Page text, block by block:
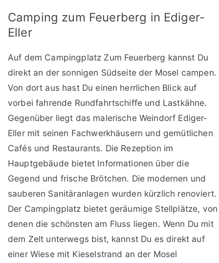
Camping zum Feuerberg in Ediger-
Eller
Auf dem Campingplatz Zum Feuerberg kannst Du
direkt an der sonnigen Südseite der Mosel campen.
Von dort aus hast Du einen herrlichen Blick auf
vorbei fahrende Rundfahrtschiffe und Lastkähne.
Gegenüber liegt das malerische Weindorf Ediger-
Eller mit seinen Fachwerkhäusern und gemütlichen
Cafés und Restaurants. Die Rezeption im
Hauptgebäude bietet Informationen über die
Gegend und frische Brötchen. Die modernen und
sauberen Sanitäranlagen wurden kürzlich renoviert.
Der Campingplatz bietet geräumige Stellplätze, von
denen die schönsten am Fluss liegen. Wenn Du mit
dem Zelt unterwegs bist, kannst Du es direkt auf
einer Wiese mit Kieselstrand an der Mosel